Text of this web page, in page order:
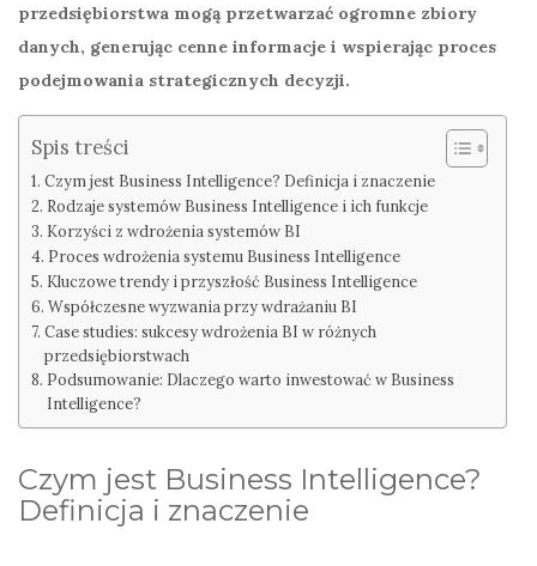
przedsiębiorstwa mogą przetwarzać ogromne zbiory
danych, generując cenne informacje i wspierając proces
podejmowania strategicznych decyzji.
Spis treści
Czym jest Business Intelligence? Definicja i znaczenie
Rodzaje systemów Business Intelligence i ich funkcje
Korzyści z wdrożenia systemów BI
Proces wdrożenia systemu Business Intelligence
Kluczowe trendy i przyszłość Business Intelligence
Współczesne wyzwania przy wdrażaniu BI
Case studies: sukcesy wdrożenia BI w różnych
przedsiębiorstwach
Podsumowanie: Dlaczego warto inwestować w Business
Intelligence?
Czym jest Business Intelligence?
Definicja i znaczenie